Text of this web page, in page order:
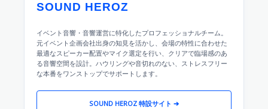
SOUND HEROZ
イベント音響・音響運営に特化したプロフェッショナルチーム。
元イベント企画会社出身の知見を活かし、会場の特性に合わせた
最適なスピーカー配置やマイク選定を行い、クリアで臨場感のあ
る音響空間を設計。ハウリングや音切れのない、ストレスフリー
な本番をワンストップでサポートします。
SOUND HEROZ 特設サイト ➔